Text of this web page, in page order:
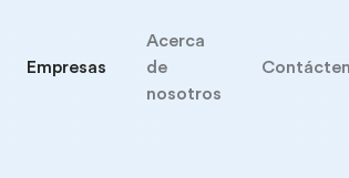
Empresas
Acerca
de
nosotros